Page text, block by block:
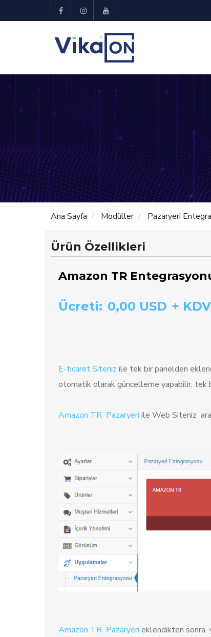
Ana Sayfa Modüller Pazaryeri
Ürün Özellikleri
Amazon TR
Ücreti: 0,00 USD + KDV
E-ticaret Siteniz ile tek bir panelden
otomatik olarak güncelleme yapabilir, tek
Amazon TR Pazaryeri ile Web Siteniz
Amazon TR Pazaryeri eklendikten sonra